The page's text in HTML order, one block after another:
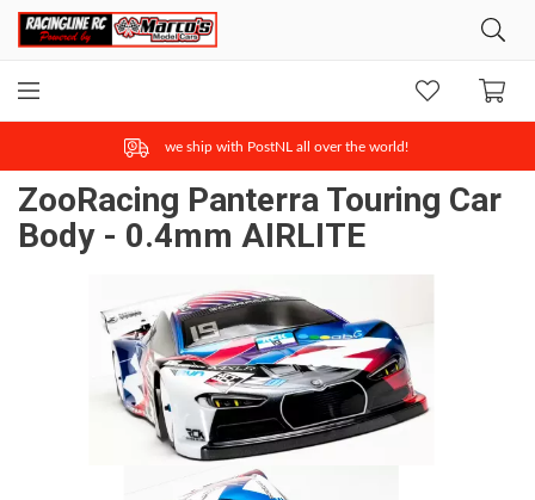
we ship with PostNL all over the world!
ZooRacing Panterra Touring Car
Body - 0.4mm AIRLITE